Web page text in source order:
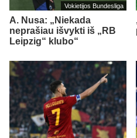
Vokietijos Bundesliga
A. Nusa: „Niekada
neprašiau išvykti iš „RB
Leipzig“ klubo“